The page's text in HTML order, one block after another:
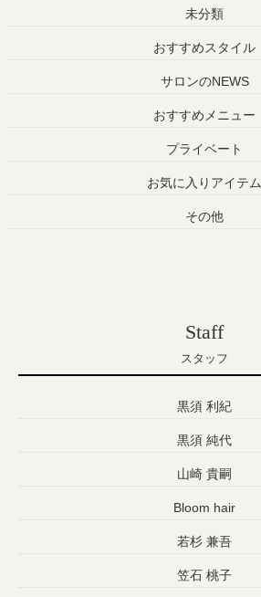
未分類
おすすめスタイル
サロンのNEWS
おすすめメニュー
プライベート
お気に入りアイテム
その他
Staff
スタッフ
黒須 利紀
黒須 純代
山崎 貴嗣
Bloom hair
若杉 兼吾
笠石 桃子